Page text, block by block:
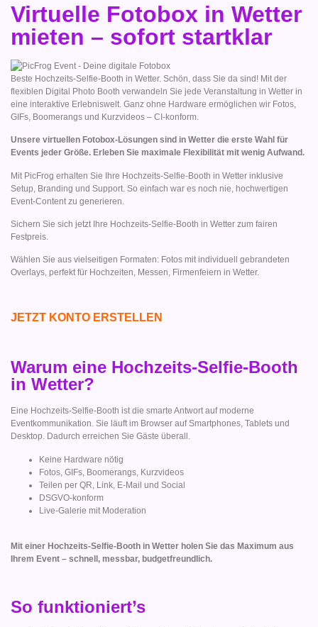
Virtuelle Fotobox in Wetter
mieten – sofort startklar
Beste Hochzeits-Selfie-Booth in Wetter. Schön, dass Sie da sind! Mit der
flexiblen Digital Photo Booth verwandeln Sie jede Veranstaltung in Wetter in
eine interaktive Erlebniswelt. Ganz ohne Hardware ermöglichen wir Fotos,
GIFs, Boomerangs und Kurzvideos – CI-konform.
Unsere virtuellen Fotobox-Lösungen sind in Wetter die erste Wahl für
Events jeder Größe. Erleben Sie maximale Flexibilität mit wenig Aufwand.
Mit PicFrog erhalten Sie Ihre Hochzeits-Selfie-Booth in Wetter inklusive
Setup, Branding und Support. So einfach war es noch nie, hochwertigen
Event-Content zu generieren.
Sichern Sie sich jetzt Ihre Hochzeits-Selfie-Booth in Wetter zum fairen
Festpreis.
Wählen Sie aus vielseitigen Formaten: Fotos mit individuell gebrandeten
Overlays, perfekt für Hochzeiten, Messen, Firmenfeiern in Wetter.
JETZT KONTO ERSTELLEN
Warum eine Hochzeits-Selfie-Booth
in Wetter?
Eine Hochzeits-Selfie-Booth ist die smarte Antwort auf moderne
Eventkommunikation. Sie läuft im Browser auf Smartphones, Tablets und
Desktop. Dadurch erreichen Sie Gäste überall.
Keine Hardware nötig
Fotos, GIFs, Boomerangs, Kurzvideos
Teilen per QR, Link, E-Mail und Social
DSGVO-konform
Live-Galerie mit Moderation
Mit einer Hochzeits-Selfie-Booth in Wetter holen Sie das Maximum aus
Ihrem Event – schnell, messbar, budgetfreundlich.
So funktioniert’s